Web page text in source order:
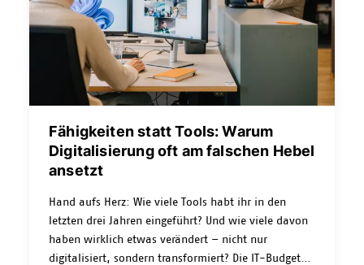
Fähigkeiten statt Tools: Warum
Digitalisierung oft am falschen Hebel
ansetzt
Hand aufs Herz: Wie viele Tools habt ihr in den
letzten drei Jahren eingeführt? Und wie viele davon
haben wirklich etwas verändert – nicht nur
digitalisiert, sondern transformiert? Die IT-Budgets